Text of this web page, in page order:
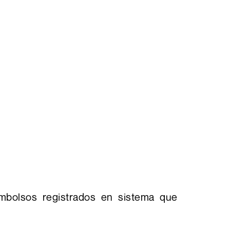
registrados en sistema que